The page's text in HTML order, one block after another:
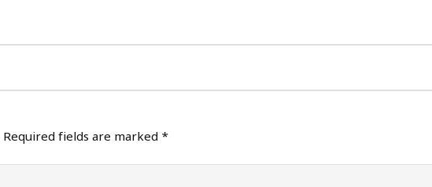
Required fields are marked *